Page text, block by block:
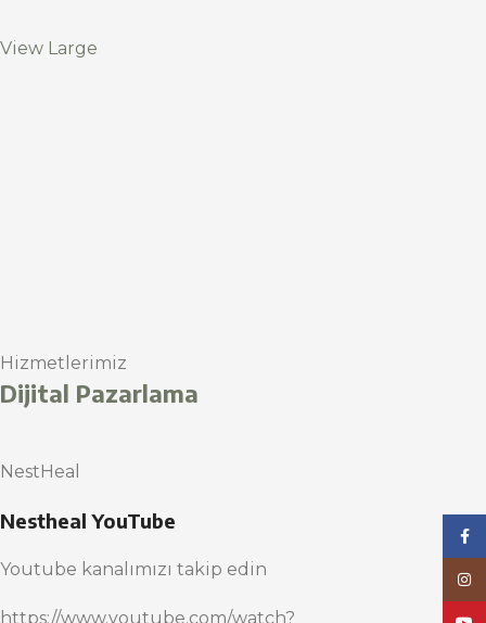
View Large
Hizmetlerimiz
Dijital Pazarlama
NestHeal
Nestheal YouTube
Youtube kanalımızı takip edin
https://www.youtube.com/watch?